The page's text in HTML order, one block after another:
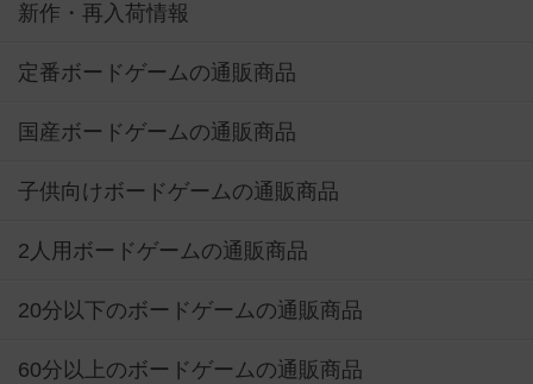
新作・再入荷情報
定番ボードゲームの通販商品
国産ボードゲームの通販商品
子供向けボードゲームの通販商品
2人用ボードゲームの通販商品
20分以下のボードゲームの通販商品
60分以上のボードゲームの通販商品